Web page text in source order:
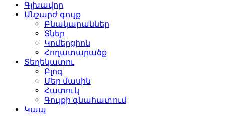
Գլխավոր
Անշարժ գույք
Բնակարաններ
Տներ
Կոմերցիոն
Հողատարածք
Տեղեկատու
Բլոգ
Մեր մասին
Հատուկ
Գույքի գնահատում
Կապ